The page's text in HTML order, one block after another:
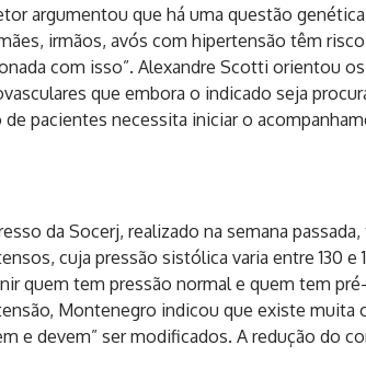
argumentou que há uma questão
irmãos, avós com hipertensão têm
com isso”. Alexandre Scotti orientou
que embora o indicado seja
de pacientes necessita iniciar o
da Socerj, realizado na semana
cuja pressão sistólica varia entre 130 e
quem tem pressão normal e quem tem
Montenegro indicou que existe muita
e devem” ser modificados. A redução do